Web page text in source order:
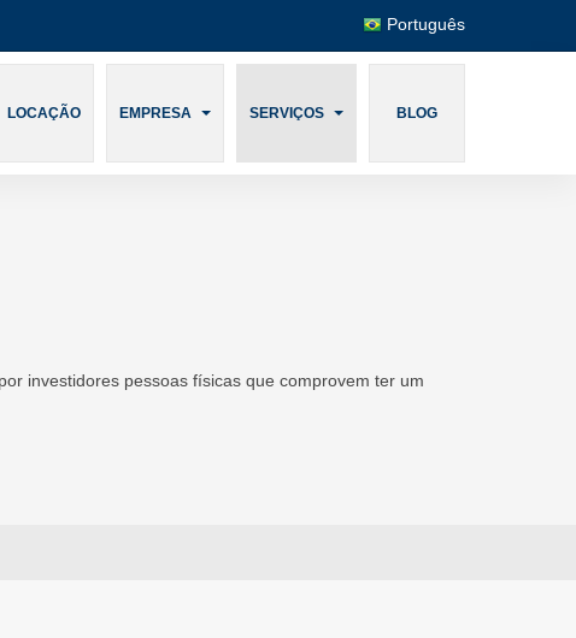
Português
LOCAÇÃO EMPRESA SERVIÇOS BLOG
investidores pessoas físicas que comprovem ter um